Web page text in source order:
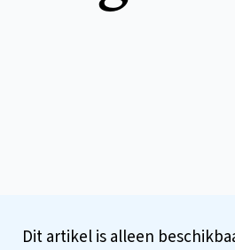
Dit artikel is alleen